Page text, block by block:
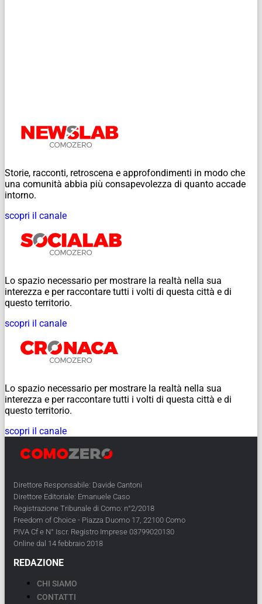
Storie, racconti, retroscena e approfondimenti in modo che
una comunità abbia più consapevolezza di quanto accade
intorno.
scopri il canale
Lo spazio necessario per mostrare la realtà nella sua
interezza e per raccontare tutti i volti di questa città e di
questo territorio.
scopri il canale
Lo spazio necessario per mostrare la realtà nella sua
interezza e per raccontare tutti i volti di questa città e di
questo territorio.
scopri il canale
Direttore Responsabile: Davide Cantoni
Direttore Editoriale: Emanuele Caso
Registrazione Tribunale di Como: n°2/2018
Freedom of Choice - Piazza Duomo 17, 22100 Como
PIVA Cf e N° Iscr. Registro Imprese 03799020130
Online dal 14 febbraio 2018
REDAZIONE
CHI SIAMO
CONTATTI